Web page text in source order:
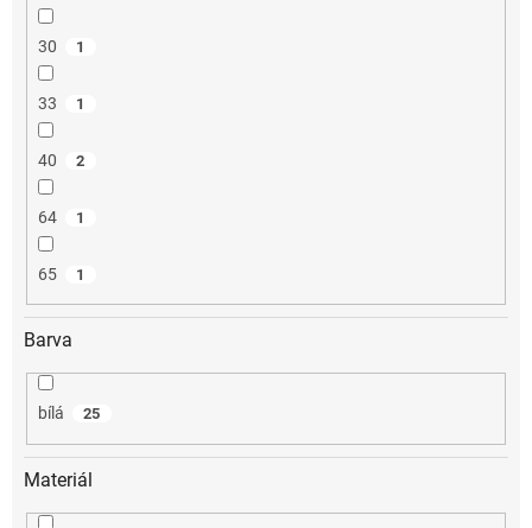
30 1
33 1
40 2
64 1
65 1
Barva
bílá 25
Materiál